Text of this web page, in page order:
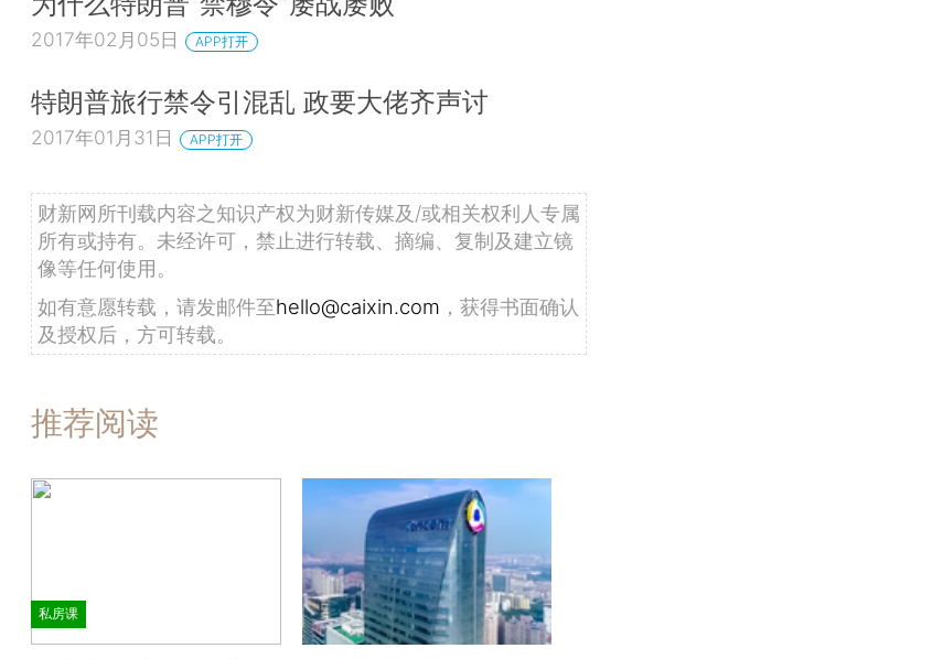
2017年02月05日 APP打开
特朗普旅行禁令引混乱 政要大佬齐声讨
2017年01月31日 APP打开
财新网所刊载内容之知识产权为财新传媒及/或相关权利人专属
所有或持有。未经许可，禁止进行转载、摘编、复制及建立镜
像等任何使用。
如有意愿转载，请发邮件至hello@caixin.com ，获得书面确认
及授权后，方可转载。
推荐阅读
私房课